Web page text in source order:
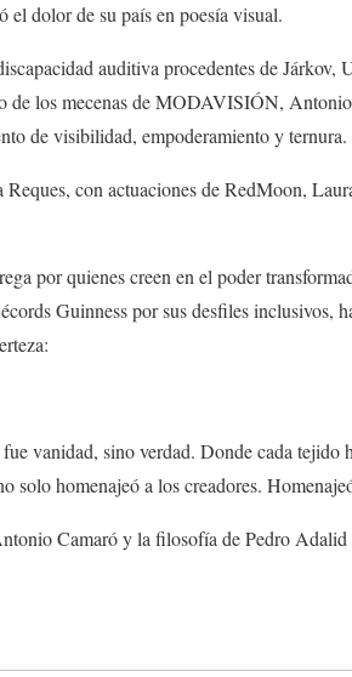
el dolor de su país en poesía visual.
auditiva procedentes de Járkov,
de los mecenas de MODAVISIÓN,
de visibilidad, empoderamiento y ternura.
con actuaciones de RedMoon,
por quienes creen en el poder
Guinness por sus desfiles inclusivos,
vanidad, sino verdad. Donde cada tejido
homenajeó a los creadores.
Camaró y la filosofía de Pedro